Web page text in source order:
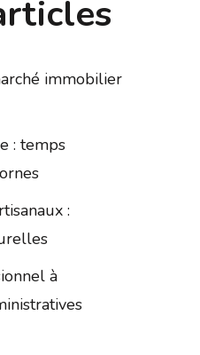
immobilier
: temps
:
à